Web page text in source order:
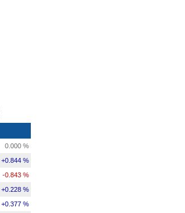
0.000 %
+0.844 %
-0.843 %
+0.228 %
+0.377 %